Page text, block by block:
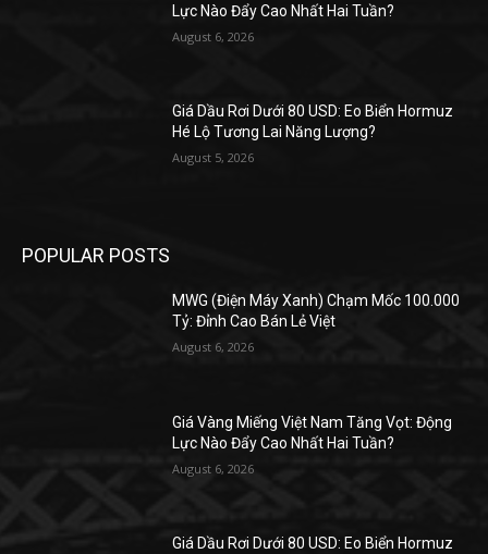
Lực Nào Đẩy Cao Nhất Hai Tuần?
August 6, 2026
Giá Dầu Rơi Dưới 80 USD: Eo Biển Hormuz
Hé Lộ Tương Lai Năng Lượng?
August 5, 2026
POPULAR POSTS
MWG (Điện Máy Xanh) Chạm Mốc 100.000
Tỷ: Đỉnh Cao Bán Lẻ Việt
August 6, 2026
Giá Vàng Miếng Việt Nam Tăng Vọt: Động
Lực Nào Đẩy Cao Nhất Hai Tuần?
August 6, 2026
Giá Dầu Rơi Dưới 80 USD: Eo Biển Hormuz